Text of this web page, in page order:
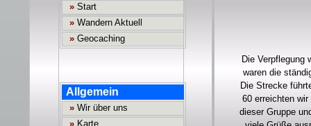
Die Verpflegung
waren die
Die Strecke
60 erreichten
dieser Gruppe